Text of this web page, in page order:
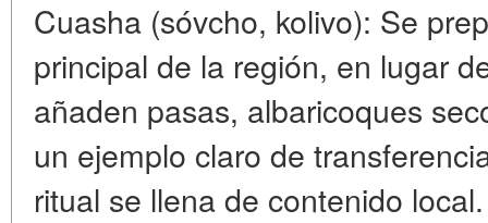
Cuasha (sóvcho, kolivo): Se
principal de la región, en lugar
añaden pasas, albaricoques
un ejemplo claro de
ritual se llena de contenido local.